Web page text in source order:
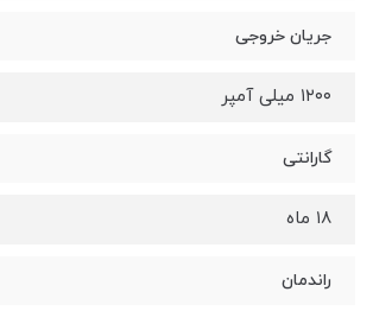
جریان خروجی
۱۲۰۰ میلی آمپر
گارانتی
۱۸ ماه
راندمان